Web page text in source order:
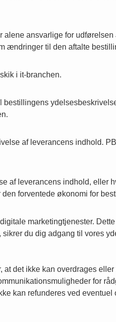
ansvarlige for
ændringer til den aftalte
i it-branchen.
af leverancens indhold.
leverancens indhold, eller
forventede økonomi for
marketingtjenester.
du dig adgang til vores
det ikke kan overdrages
for
kan refunderes ved